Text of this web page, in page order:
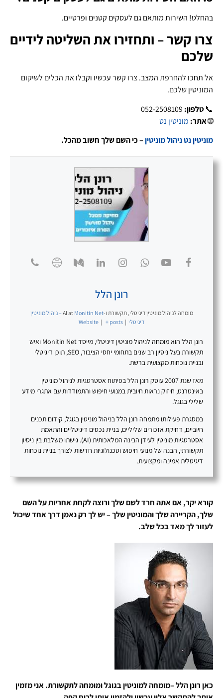
בהחלט! השירות מותאם גם לעסקים קטנים ופרטיים.
צרו קשר – ותחזירו את השליטה לידיים
שלכם
אל תחכו להחרפת המצב. צרו קשר עכשיו וקבלו את הכלים לשיקום
המוניטין שלכם.
📞 טלפון:
🌐אתר: מוניטין נט
מוניטין נטניהול מוניטין– כי השם שלך חשוב מהכל.
רונן הלל
מומחה לניהול מוניטין דיגיטלי, תקשורת ו-AI at
Monitin Net – ניהול מוניטין
דיגיטלי |
Website | + posts
רונן הלל הוא מומחה לניהול מוניטין דיגיטלי, מייסד Monitin Net ואיש
תקשורת בעל ניסיון רב שנים בתחומי יחסי הציבור, SEO, תוכן דיגיטלי
ובניית נוכחות מקצועית ברשת.
מאז שנת 2007 עוסק רונן הלל בפיתוח אסטרטגיות לניהול מוניטין
באינטרנט, חיזוק נראות חיובית במנועי חיפוש והתמודדות עם אתגרי מידע
שלילי בגוגל.
במסגרת פעילותו מתמחה רונן הלל בניהול מוניטין בגוגל, קידום תכנים
חיוביים, דחיקת אזכורים שליליים, בניית נכסים דיגיטליים והתאמת
אסטרטגיות מוניטין לעידן הבינה המלאכותית (AI). גישתו משלבת בין ניסיון
תקשורתי, הבנה של מנועי חיפוש וטכנולוגיות חדשות לצורך בניית נוכחות
דיגיטלית אמינה ומקצועית.
קורא יקר, אם אתה חרד לשם שלך ורוצה לקחת אחריות על השם
שלך, הקריירה שלך והמוניטין שלך – יש לך רק נאמן דרך אחד שיכול
לעזור לך מאד בכל שלב.
כאן רונן הלל –מומחה למוניטין בגוגל ומומחה לתקשורת. אני מזמין